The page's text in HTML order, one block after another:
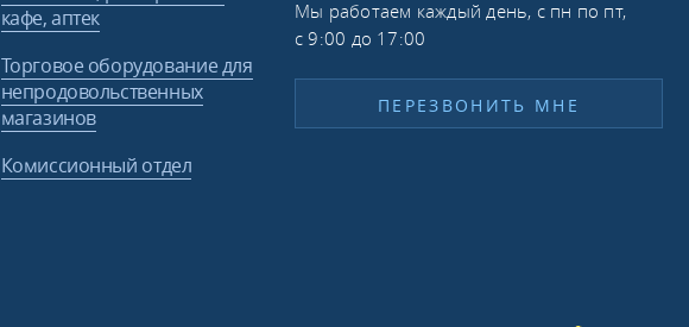
кафе, аптек
Торговое оборудование для
непродовольственных
магазинов
Комиссионный отдел
Мы работаем каждый день, с пн по пт,
с 9:00 до 17:00
ПЕРЕЗВОНИТЬ МНЕ